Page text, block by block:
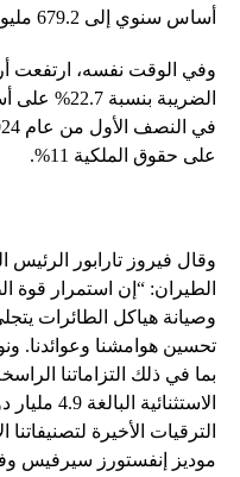
أساس سنوي إلى 679.2 مليون دولار أمريكي.
وفي الوقت نفسه، ارتفعت
على حقوق الملكية 11%.
وقال فيروز تارابور
الطيران: “إن استمرار قوة
وصيانة هياكل الطائرات
تحسين هوامشنا وعوائدنا.
بما في ذلك التزاماتنا
الترقيات الأخيرة
موديز إنفستورز سيرفيس